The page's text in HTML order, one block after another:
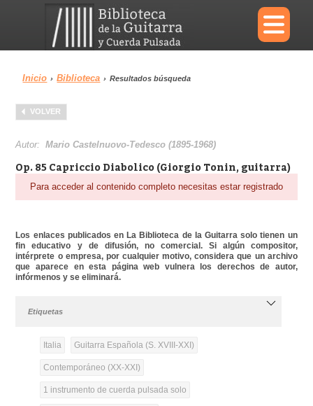
×
Menu
Biblioteca Diccionario
Inicio › Biblioteca › Resultados búsqueda
VOLVER
Autor:Mario Castelnuovo-Tedesco (1895-1968)
Op. 85 Capriccio Diabolico (Giorgio Tonin, guitarra)
Para acceder al contenido completo necesitas estar registrado
Los enlaces publicados en La Biblioteca de la Guitarra solo tienen un
fin educativo y de difusión, no comercial. Si algún compositor,
intérprete o empresa, por cualquier motivo, considera que un archivo
que aparece en esta página web vulnera los derechos de autor,
infórmenos y se eliminará.
Etiquetas
Italia Guitarra Española (S. XVIII-XXI)
Contemporáneo (XX-XXI)
1 instrumento de cuerda pulsada solo